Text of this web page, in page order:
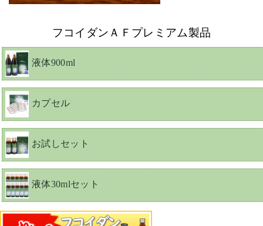
フコイダンＡＦプレミアム製品
液体900ml
カプセル
お試しセット
液体30mlセット